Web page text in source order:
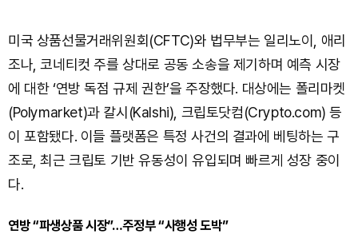
미국 상품선물거래위원회(CFTC)와 법무부는 일리노이, 애리
조나, 코네티컷 주를 상대로 공동 소송을 제기하며 예측 시장
에 대한 ‘연방 독점 규제 권한’을 주장했다. 대상에는 폴리마켓
(Polymarket)과 칼시(Kalshi), 크립토닷컴(Crypto.com) 등
이 포함됐다. 이들 플랫폼은 특정 사건의 결과에 베팅하는 구
조로, 최근 크립토 기반 유동성이 유입되며 빠르게 성장 중이
다.
연방 “파생상품 시장”…주정부 “사행성 도박”